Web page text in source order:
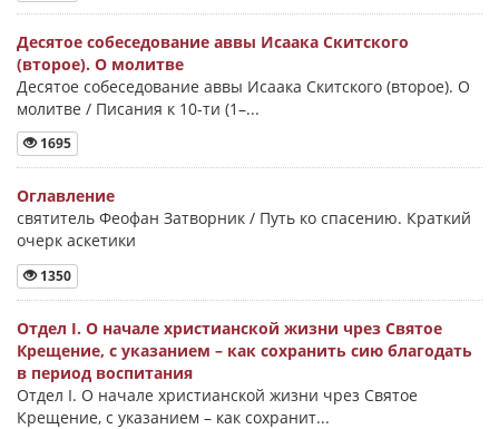
Десятое собеседование аввы Исаака Скитского
(второе). О молитве
Десятое собеседование аввы Исаака Скитского (второе). О
молитве / Писания к 10-ти (1–...
1695
Оглавление
святитель Феофан Затворник / Путь ко спасению. Краткий
очерк аскетики
1350
Отдел I. О начале христианской жизни чрез Святое
Крещение, с указанием – как сохранить сию благодать
в период воспитания
Отдел I. О начале христианской жизни чрез Святое
Крещение, с указанием – как сохранит...